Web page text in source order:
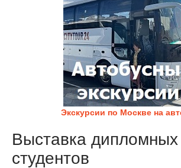
Экскурсии по Москве на
Выставка дипломных
студентов